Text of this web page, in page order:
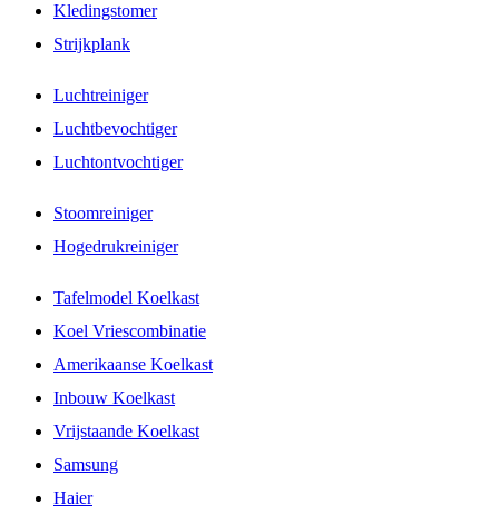
Kledingstomer
Strijkplank
Luchtreiniger
Luchtbevochtiger
Luchtontvochtiger
Stoomreiniger
Hogedrukreiniger
Tafelmodel Koelkast
Koel Vriescombinatie
Amerikaanse Koelkast
Inbouw Koelkast
Vrijstaande Koelkast
Samsung
Haier